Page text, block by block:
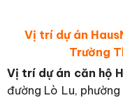
Vị trí dự án
Trường
Vị trí dự án căn hộ
đường Lò Lu,